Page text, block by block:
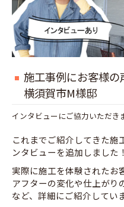
施工事例にお客様
横須賀市M様邸
インタビューにご協力いただき
これまでご紹介してきた施
ンタビューを追加しました！
実際に施工を体験されたお
アフターの変化や仕上がり
など、詳細にご紹介していま